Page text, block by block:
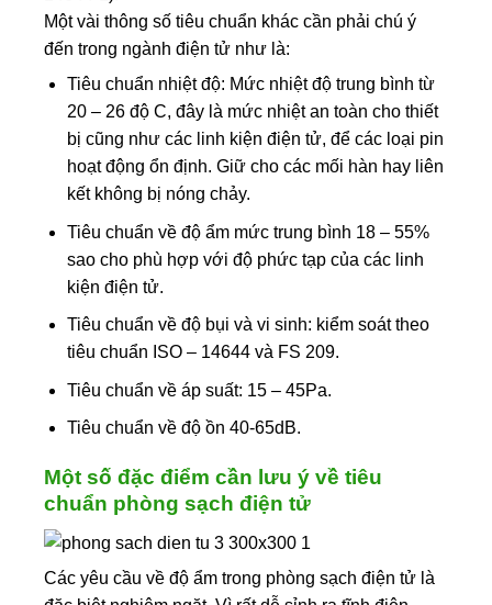
Một vài thông số tiêu chuẩn khác cần phải chú ý
đến trong ngành điện tử như là:
Tiêu chuẩn nhiệt độ: Mức nhiệt độ trung bình từ
20 – 26 độ C, đây là mức nhiệt an toàn cho thiết
bị cũng như các linh kiện điện tử, để các loại pin
hoạt động ổn định. Giữ cho các mối hàn hay liên
kết không bị nóng chảy.
Tiêu chuẩn về độ ẩm mức trung bình 18 – 55%
sao cho phù hợp với độ phức tạp của các linh
kiện điện tử.
Tiêu chuẩn về độ bụi và vi sinh: kiểm soát theo
tiêu chuẩn ISO – 14644 và FS 209.
Tiêu chuẩn về áp suất: 15 – 45Pa.
Tiêu chuẩn về độ ồn 40-65dB.
Một số đặc điểm cần lưu ý về tiêu
chuẩn phòng sạch điện tử
Các yêu cầu về độ ẩm trong phòng sạch điện tử là